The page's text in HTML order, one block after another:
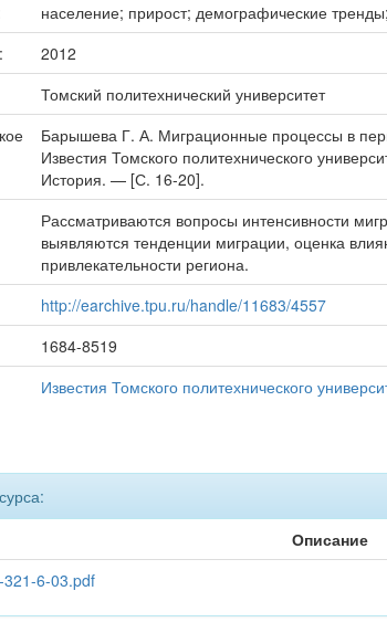
население; прирост; демографические
2012
Томский политехнический университет
Барышева Г. А. Миграционные процессы в
Известия Томского политехнического
История. — [С. 16-20].
Рассматриваются вопросы интенсивности
выявляются тенденции миграции, оценка
привлекательности региона.
http://earchive.tpu.ru/handle/11683/4557
1684-8519
Известия Томского политехнического
Описание
6-03.pdf